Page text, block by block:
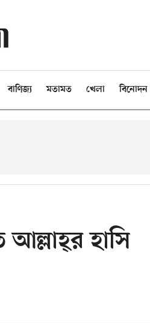
বাণিজ্য মতামত খেলা বিনোদন
আল্লাহ্‌র হাসি